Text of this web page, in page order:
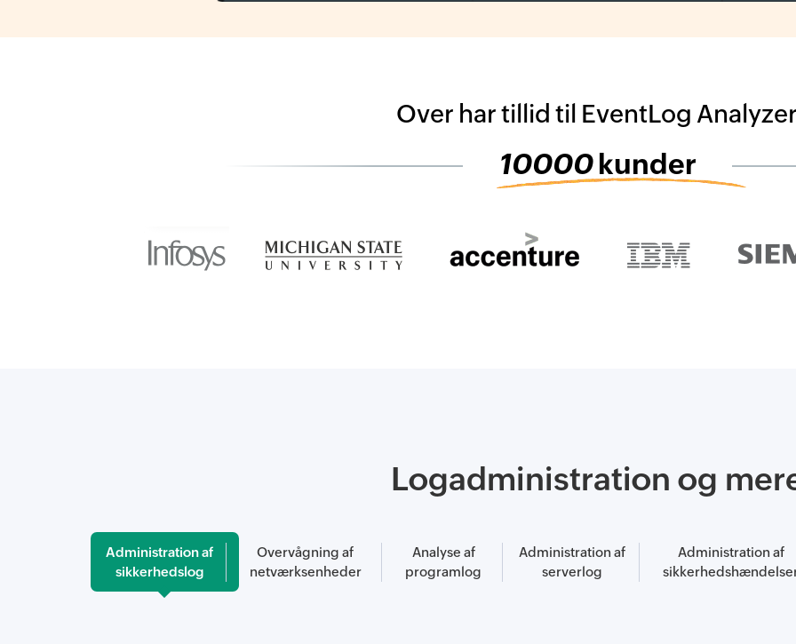
Over har tillid til EventLog
10000kunder
Logadministration og
Administration af
sikkerhedslog
Overvågning af
netværksenheder
Analyse af
programlog
Administration af
serverlog
Administration af